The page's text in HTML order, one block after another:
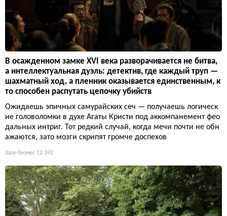
В осажденном замке XVI века разворачивается не битва,
а интеллектуальная дуэль: детектив, где каждый труп —
шахматный ход, а пленник оказывается единственным, к
то способен распутать цепочку убийств
Ожидаешь эпичных самурайских сеч — получаешь логическ
ие головоломки в духе Агаты Кристи под аккомпанемент фео
дальных интриг. Тот редкий случай, когда мечи почти не обн
ажаются, зато мозги скрипят громче доспехов
Шоу-бизнес 12 392